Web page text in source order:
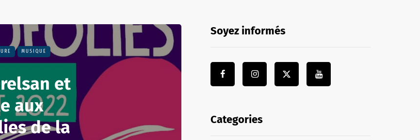
MUSIQUE
et
aux
de la
Soyez informés
Categories